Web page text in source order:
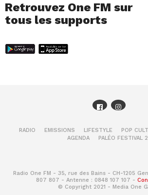
Retrouvez One FM sur
tous les supports
RADIO EMISSIONS LIFESTYLE POP
AGENDA
PALÉO FESTIVAL
Radio One FM - 35, rue des Bains - CH-1205
807 807 - Antenne : 0848 107 107 -
© Copyright 2021 - Media One